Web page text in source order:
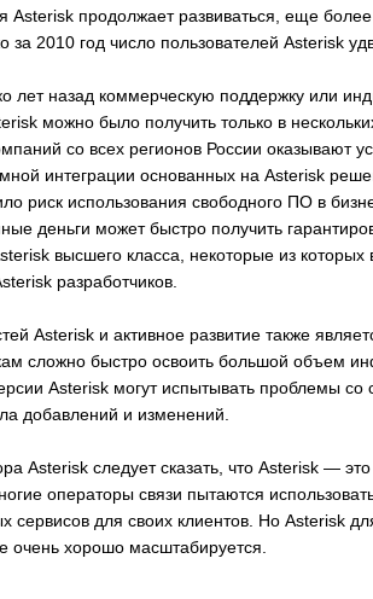
Asterisk продолжает развиваться, еще
за 2010 год число пользователей Asterisk
лет назад коммерческую поддержку или
можно было получить только в
со всех регионов России оказывают
интеграции основанных на Asterisk
риск использования свободного ПО в
деньги может быстро получить
высшего класса, некоторые из которых
разработчиков.
Asterisk и активное развитие также
сложно быстро освоить большой объем
Asterisk могут испытывать проблемы со
добавлений и изменений.
Asterisk следует сказать, что Asterisk —
операторы связи пытаются
сервисов для своих клиентов. Но Asterisk
очень хорошо масштабируется.